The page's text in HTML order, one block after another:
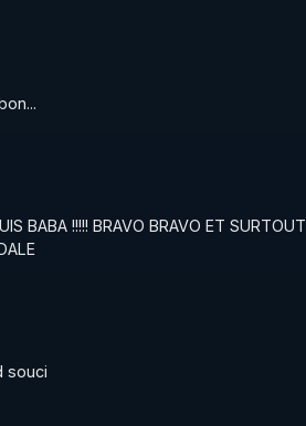
BABA !!!!! BRAVO BRAVO ET
souci